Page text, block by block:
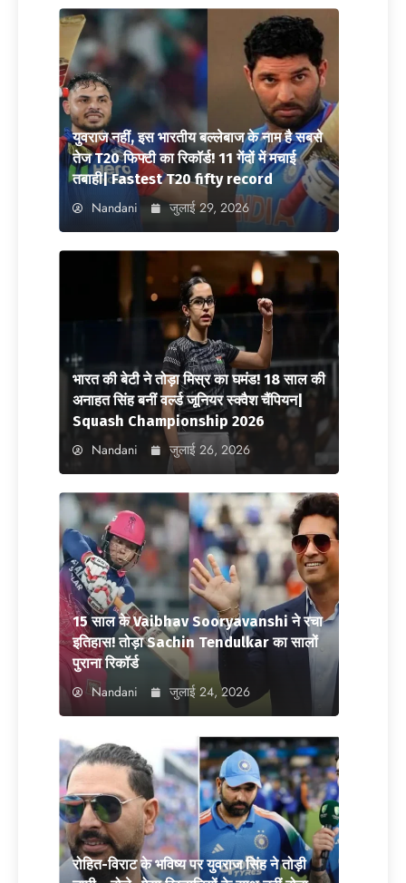
युवराज नहीं, इस भारतीय बल्लेबाज के नाम है सबसे
तेज T20 फिफ्टी का रिकॉर्ड! 11 गेंदों में मचाई
तबाही| Fastest T20 fifty record
Nandani जुलाई 29, 2026
भारत की बेटी ने तोड़ा मिस्र का घमंड! 18 साल की
अनाहत सिंह बनीं वर्ल्ड जूनियर स्क्वैश चैंपियन|
Squash Championship 2026
Nandani जुलाई 26, 2026
15 साल के Vaibhav Sooryavanshi ने रचा
इतिहास! तोड़ा Sachin Tendulkar का सालों
पुराना रिकॉर्ड
Nandani जुलाई 24, 2026
रोहित-विराट के भविष्य पर युवराज सिंह ने तोड़ी